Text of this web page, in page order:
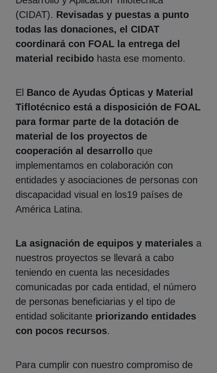
(CIDAT). Revisadas y puestas a punto
todas las donaciones, el CIDAT
coordinará con FOAL la entrega del
material recibido hasta ese momento.
El Banco de Ayudas Ópticas y Material
Tiflotécnico está a disposición de FOAL
para formar parte de la dotación de
material de los proyectos de
cooperación al desarrollo que
implementamos en colaboración con
entidades y asociaciones de personas con
discapacidad visual en los19 países de
América Latina.
La asignación de equipos y materiales a
nuestros proyectos se llevará a cabo
teniendo en cuenta las necesidades
comunicadas por cada entidad, el número
de personas beneficiarias y el tipo de
entidad solicitante priorizando entidades
con pocos recursos.
Para cumplir con nuestro compromiso de